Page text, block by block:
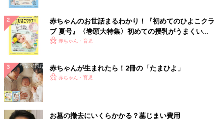
赤ちゃんのお世話まるわかり！『初めてのひよこクラ
ブ 夏号』〈巻頭大特集〉初めての授乳がうまくい
く！ おっぱい・ミルクの基本と夏のトラブル 解決テ
赤ちゃん・育児
赤ちゃんが生まれたら！2冊の「たまひよ」
赤ちゃん・育児
お墓の撤去にいくらかかる？墓じまい費用